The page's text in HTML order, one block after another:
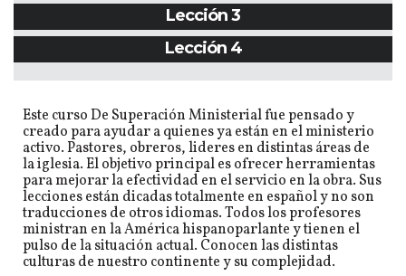
Lección 3
Lección 4
Este curso De Superación Ministerial fue pensado y
creado para ayudar a quienes ya están en el ministerio
activo. Pastores, obreros, lideres en distintas áreas de
la iglesia. El objetivo principal es ofrecer herramientas
para mejorar la efectividad en el servicio en la obra. Sus
lecciones están dicadas totalmente en español y no son
traducciones de otros idiomas. Todos los profesores
ministran en la América hispanoparlante y tienen el
pulso de la situación actual. Conocen las distintas
culturas de nuestro continente y su complejidad.